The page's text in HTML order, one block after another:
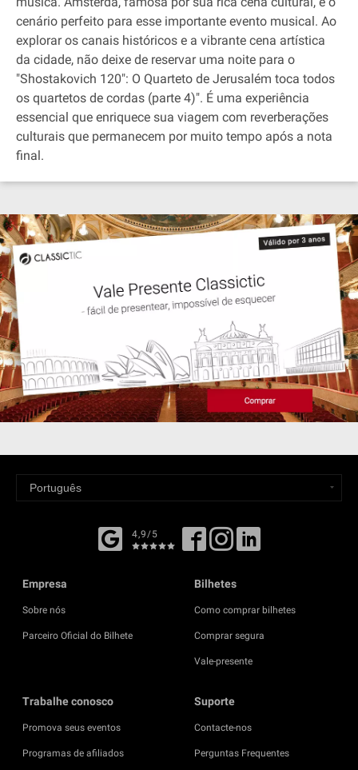
cenário perfeito para esse importante evento musical. Ao
explorar os canais históricos e a vibrante cena artística
da cidade, não deixe de reservar uma noite para o
"Shostakovich 120": O Quarteto de Jerusalém toca todos
os quartetos de cordas (parte 4)". É uma experiência
essencial que enriquece sua viagem com reverberações
culturais que permanecem por muito tempo após a nota
final.
4,9/5
Empresa
Sobre nós
Parceiro Oficial do Bilhete
Bilhetes
Como comprar bilhetes
Comprar segura
Vale-presente
Trabalhe conosco
Promova seus eventos
Programas de afiliados
Suporte
Contacte-nos
Perguntas Frequentes